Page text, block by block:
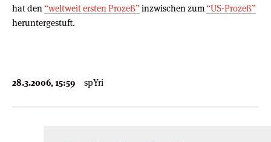
hat den “weltweit ersten Prozeß”inzwischen zum “US-Prozeß”
heruntergestuft.
28.3.2006, 15:59 spYri